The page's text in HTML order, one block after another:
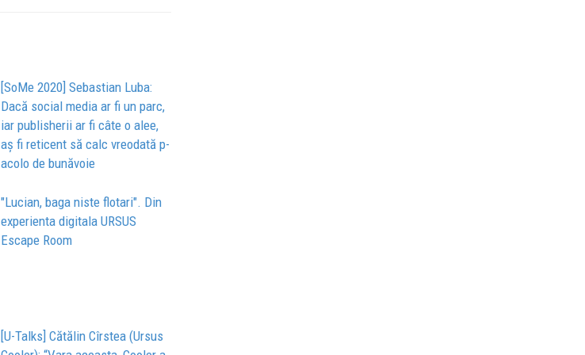
[SoMe 2020] Sebastian Luba:
Dacă social media ar fi un parc,
iar publisherii ar fi câte o alee,
aș fi reticent să calc vreodată p-
acolo de bunăvoie
"Lucian, baga niste flotari". Din
experienta digitala URSUS
Escape Room
[U-Talks] Cătălin Cîrstea (Ursus